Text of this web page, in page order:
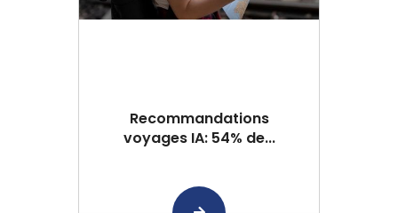
Recommandations
voyages IA: 54% de...